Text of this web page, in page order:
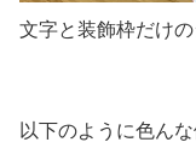
文字と装飾枠だけ
以下のように色ん